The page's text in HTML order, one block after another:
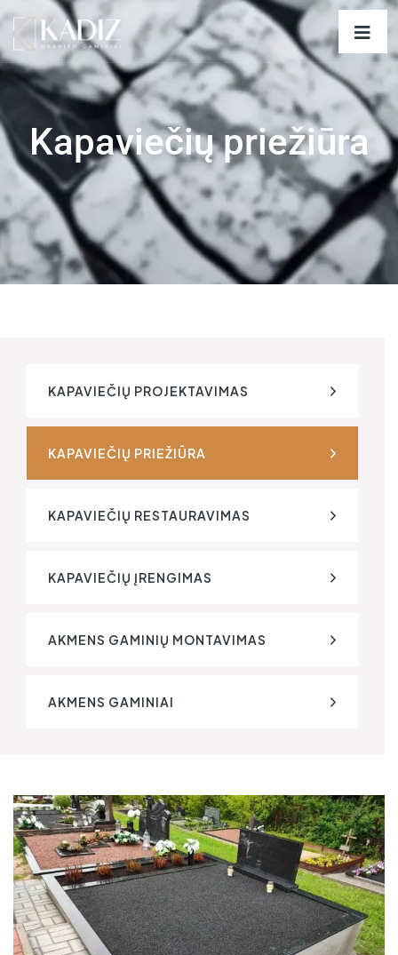
Kapaviečių priežiūra
KAPAVIEČIŲ PROJEKTAVIMAS
KAPAVIEČIŲ PRIEŽIŪRA
KAPAVIEČIŲ RESTAURAVIMAS
KAPAVIEČIŲ ĮRENGIMAS
AKMENS GAMINIŲ MONTAVIMAS
AKMENS GAMINIAI